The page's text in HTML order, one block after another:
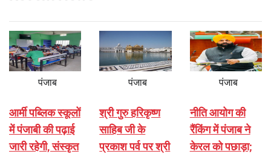
पंजाब
आर्मी पब्लिक स्कूलों
में पंजाबी की पढ़ाई
जारी रहेगी, संस्कृत
पंजाब
श्री गुरु हरिकृष्ण
साहिब जी के
प्रकाश पर्व पर श्री
पंजाब
नीति आयोग की
रैंकिंग में पंजाब ने
केरल को पछाड़ा;